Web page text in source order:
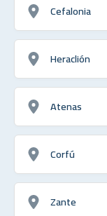
Cefalonia
Heraclión
Atenas
Corfú
Zante